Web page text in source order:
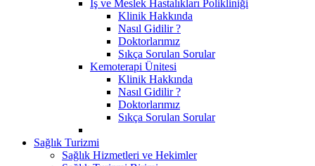
İş ve Meslek Hastalıkları Polikliniği
Klinik Hakkında
Nasıl Gidilir ?
Doktorlarımız
Sıkça Sorulan Sorular
Kemoterapi Ünitesi
Klinik Hakkında
Nasıl Gidilir ?
Doktorlarımız
Sıkça Sorulan Sorular
Sağlık Turizmi
Sağlık Hizmetleri ve Hekimler